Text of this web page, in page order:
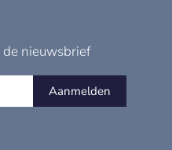
nieuwsbrief
Aanmelden